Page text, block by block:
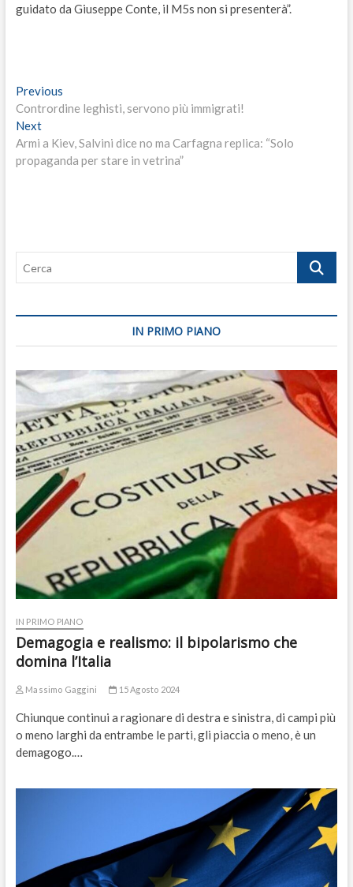
guidato da Giuseppe Conte, il M5s non si presenterà”.
Navigazione
articoli
PreviousPrevious
post:
Contrordine leghisti, servono più immigrati!
NextNext
post:
Armi a Kiev, Salvini dice no ma Carfagna replica: “Solo
propaganda per stare in vetrina”
Cerca
IN PRIMO PIANO
IN PRIMO PIANO
Demagogia e realismo: il bipolarismo che
domina l’Italia
Massimo Gaggini 15 Agosto 2024
Chiunque continui a ragionare di destra e sinistra, di campi più
o meno larghi da entrambe le parti, gli piaccia o meno, è un
demagogo.…